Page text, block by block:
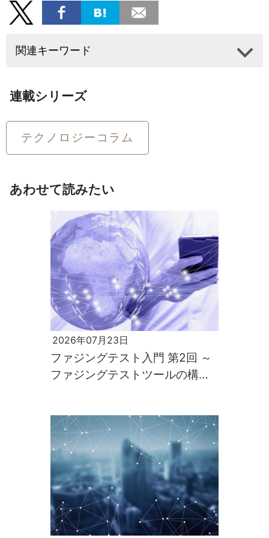
関連キーワード
連載シリーズ
テクノロジーコラム
あわせて読みたい
2026年07月23日
ファジングテスト入門 第2回 ～
ファジングテストツールの構築